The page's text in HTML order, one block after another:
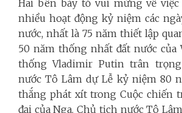
Hai bên bày tỏ vui mừng về việc
nhiều hoạt động kỷ niệm các
nước, nhất là 75 năm thiết lập
50 năm thống nhất đất nước của
thống Vladimir Putin trân
nước Tô Lâm dự Lễ kỷ niệm 80
thắng phát xít trong Cuộc chiến
đại của Nga. Chủ tịch nước Tô